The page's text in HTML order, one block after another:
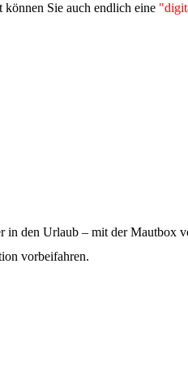
Sie auch endlich eine
in den Urlaub – mit der
vorbeifahren.